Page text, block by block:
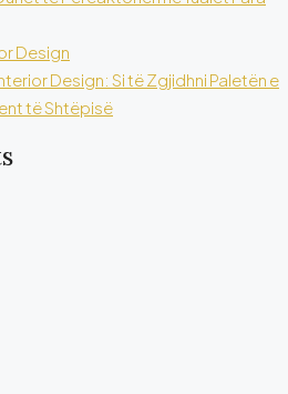
Design
Design: Si të Zgjidhni Paletën e
të Shtëpisë